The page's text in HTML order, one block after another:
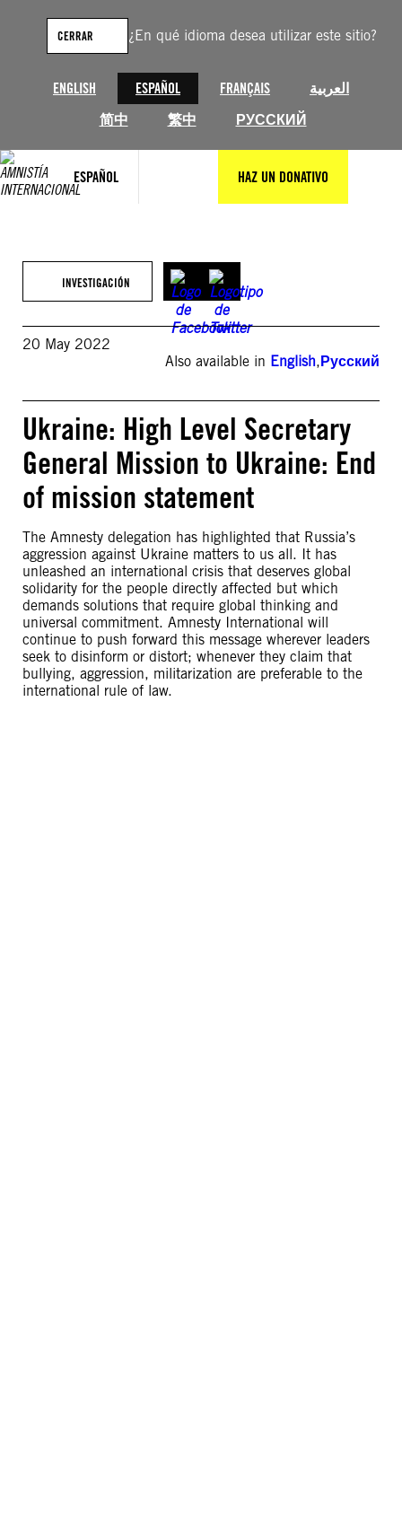
¿En qué idioma desea utilizar este sitio?
ENGLISH ESPAÑOL FRANÇAIS
العربية
简中
繁中 РУССКИЙ
CERRAR
ESPAÑOL HAZ UN DONATIVO
contenido
INVESTIGACIÓN
20 May 2022
Also available in English,Русский
Ukraine: High Level Secretary
General Mission to Ukraine: End
of mission statement
The Amnesty delegation has highlighted that Russia’s
aggression against Ukraine matters to us all. It has
unleashed an international crisis that deserves global
solidarity for the people directly affected but which
demands solutions that require global thinking and
universal commitment. Amnesty International will
continue to push forward this message wherever leaders
seek to disinform or distort; whenever they claim that
bullying, aggression, militarization are preferable to the
international rule of law.